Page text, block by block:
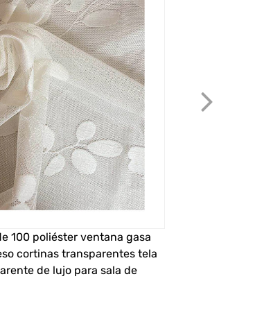
100 poliéster ventana gasa
cortinas transparentes tela
de lujo para sala de